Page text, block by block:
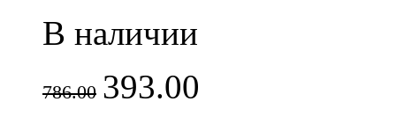
В наличии
786.00 393.00